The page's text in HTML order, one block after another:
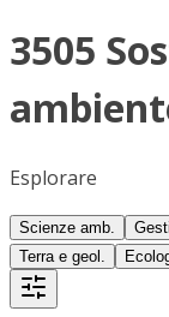
3505
Esplorare
Scienze amb.
Terra e geol.